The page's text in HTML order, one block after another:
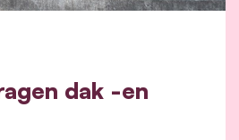
dak -en